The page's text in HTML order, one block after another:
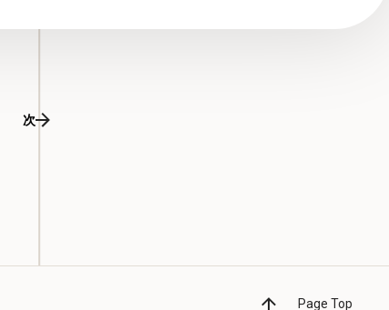
次
Page Top